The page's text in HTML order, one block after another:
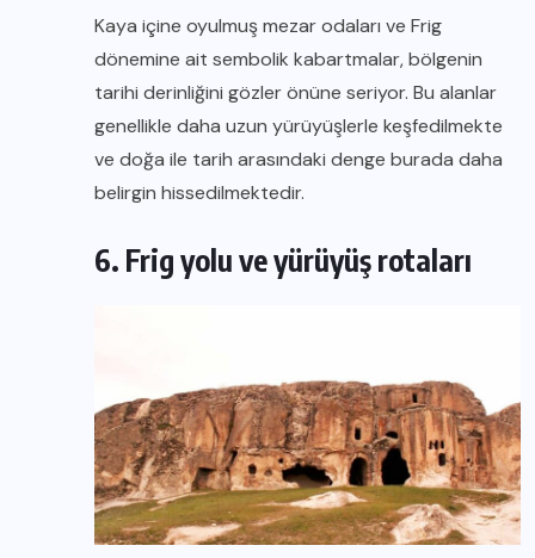
Kaya içine oyulmuş mezar odaları ve Frig
dönemine ait sembolik kabartmalar, bölgenin
tarihi derinliğini gözler önüne seriyor. Bu alanlar
genellikle daha uzun yürüyüşlerle keşfedilmekte
ve doğa ile tarih arasındaki denge burada daha
belirgin hissedilmektedir.
6. Frig yolu ve yürüyüş rotaları